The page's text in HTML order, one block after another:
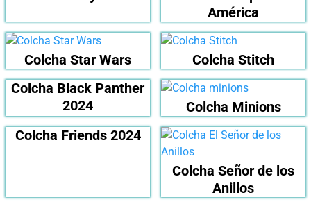
América
Colcha Star Wars
Colcha Stitch
Colcha Black Panther
2024
Colcha Minions
Colcha Friends 2024
Colcha Señor de los
Anillos